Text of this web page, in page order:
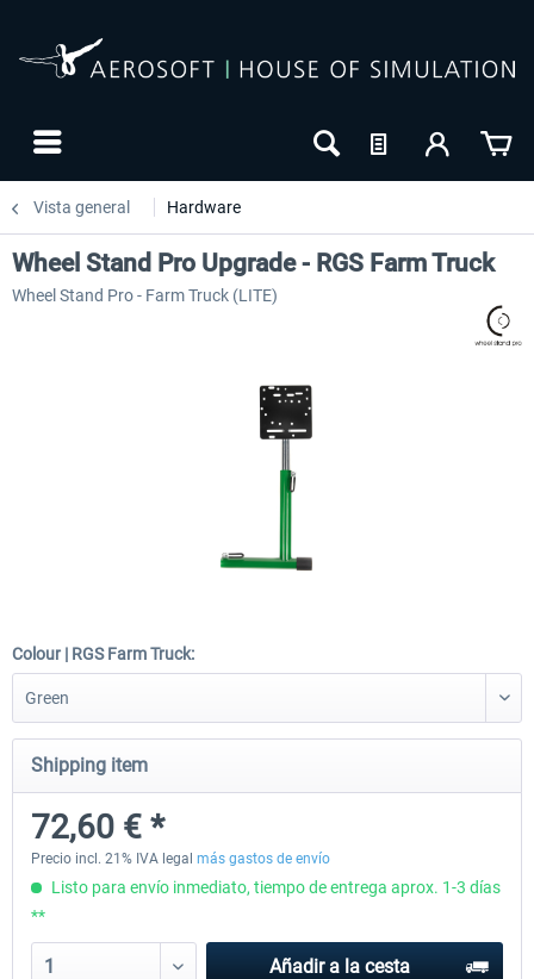
Vista general Hardware
199,65 € * 30,25 € *
Wheel Stand Pro Upgrade - RGS Farm Truck
Wheel Stand Pro - Farm Truck (LITE)
Colour | RGS Farm Truck:
Shipping item
72,60 € *
Precio incl. 21% IVA legal más gastos de envío
Listo para envío inmediato, tiempo de entrega aprox. 1-3 días
**
Añadir a la cesta